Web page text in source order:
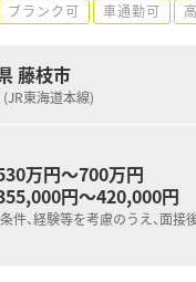
ブランク可 車通勤可
藤枝市
東海道本線)
万円～700万円
円～420,000円
件、経験等を考慮のうえ、面接